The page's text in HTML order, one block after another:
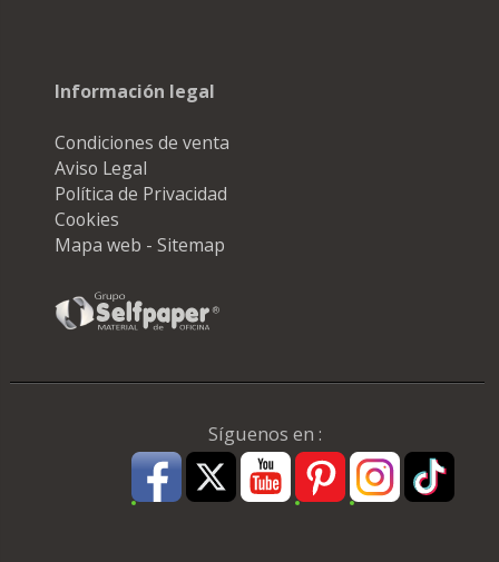
Información legal
Condiciones de venta
Aviso Legal
Política de Privacidad
Cookies
Mapa web - Sitemap
Síguenos en :